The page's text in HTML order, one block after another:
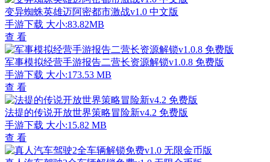
变异蜘蛛英雄迈阿密都市激战v1.0 中文版
手游下载 大小:83.82MB
查 看
军事模拟经营手游报告二营长资源解锁v1.0.8 免费版
手游下载 大小:173.53 MB
查 看
法提的传说开放世界策略冒险新v4.2 免费版
手游下载 大小:15.82 MB
查 看